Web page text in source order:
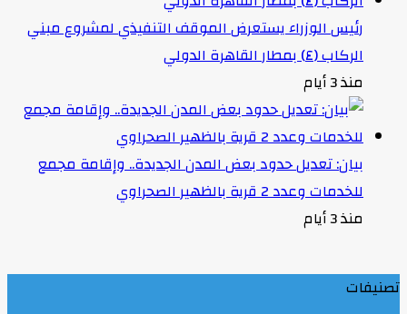
رئيس الوزراء يستعرض الموقف التنفيذي لمشروع مبني
الركاب (٤) بمطار القاهرة الدولي
منذ 3 أيام
بيان: تعديل حدود بعض المدن الجديدة.. وإقامة مجمع
للخدمات وعدد 2 قرية بالظهير الصحراوي
منذ 3 أيام
تصنيفات